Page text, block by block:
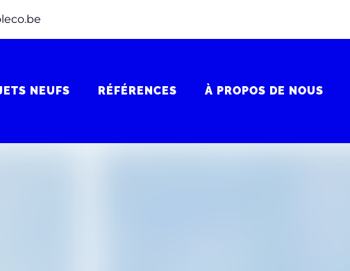
NEUFS RÉFÉRENCES À PROPOS DE NOUS